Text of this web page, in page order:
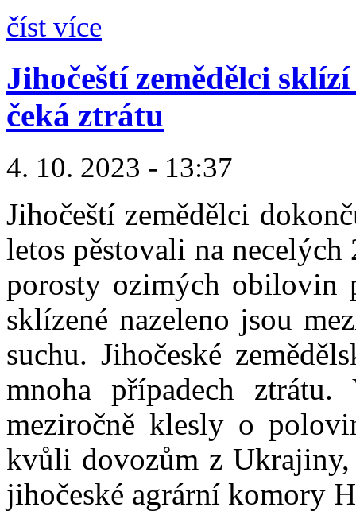
číst více
Jihočeští zemědělci
čeká ztrátu
4. 10. 2023 - 13:37
Jihočeští zemědělci
letos pěstovali na
porosty ozimých obilovin
sklízené nazeleno jsou
suchu. Jihočeské
mnoha případech
meziročně klesly o
kvůli dovozům z
jihočeské agrární komory